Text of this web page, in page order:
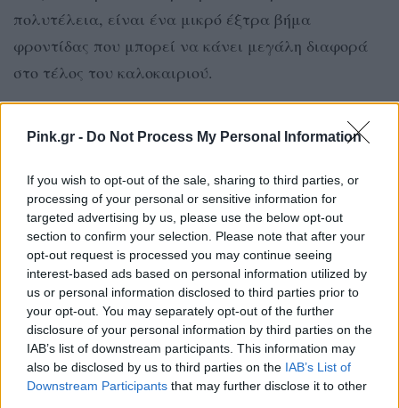
Pink.gr - Do Not Process My Personal Information
If you wish to opt-out of the sale, sharing to third parties, or
processing of your personal or sensitive information for
targeted advertising by us, please use the below opt-out
section to confirm your selection. Please note that after your
opt-out request is processed you may continue seeing
interest-based ads based on personal information utilized by
us or personal information disclosed to third parties prior to
your opt-out. You may separately opt-out of the further
disclosure of your personal information by third parties on the
IAB’s list of downstream participants. This information may
also be disclosed by us to third parties on the IAB’s List of
Downstream Participants that may further disclose it to other
πολυτέλεια, είναι ένα μικρό έξτρα βήμα
φροντίδας που μπορεί να κάνει μεγάλη διαφορά
στο τέλος του καλοκαιριού.
το δέρμα, αλλά σίγουρα θυμούνται κάθε ώρα που
ΔΙΑΦΗΜΙΣΗ